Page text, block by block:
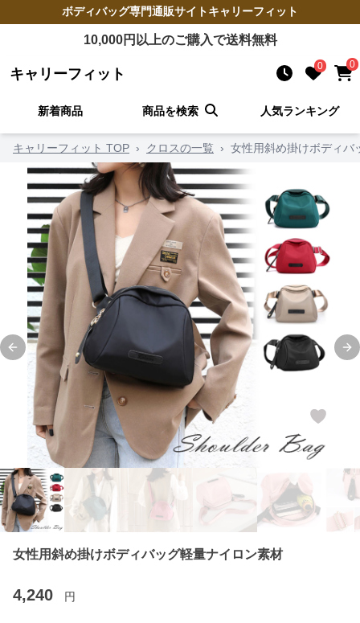
ボディバッグ専門通販サイトキャリーフィット
10,000円以上のご購入で送料無料
キャリーフィット 0 0
新着商品 商品を検索 人気ランキング
キャリーフィット TOP › クロスの一覧 › 女性用斜め掛けボディバ
Previous slide
女性用斜め掛けボディバッグ軽量ナイロン素材
4,240 円